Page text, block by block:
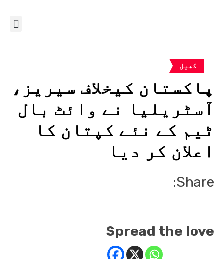
کھیل
پاکستان کیخلاف سیریز،
آسٹریلیا نے وائٹ بال
ٹیم کے نئے کپتان کا
اعلان کر دیا
Share:
Spread the love